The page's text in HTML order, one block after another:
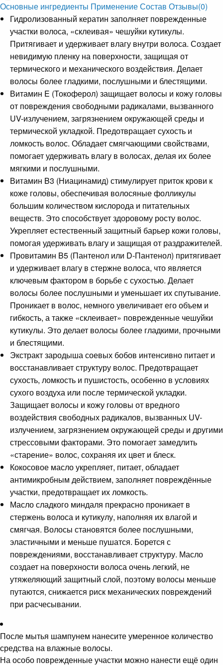
Основные ингредиенты ПрименениеСостав Отзывы(0)
Гидролизованный кератин заполняет поврежденные
участки волоса, «склеивая» чешуйки кутикулы.
Притягивает и удерживает влагу внутри волоса. Создает
невидимую пленку на поверхности, защищая от
термического и механического воздействия. Делает
волосы более гладкими, послушными и блестящими.
Витамин E (Токоферол) защищает волосы и кожу головы
от повреждения свободными радикалами, вызванного
UV-излучением, загрязнением окружающей среды и
термической укладкой. Предотвращает сухость и
ломкость волос. Обладает смягчающими свойствами,
помогает удерживать влагу в волосах, делая их более
мягкими и послушными.
Витамин B3 (Ниацинамид) стимулирует приток крови к
коже головы, обеспечивая волосяные фолликулы
большим количеством кислорода и питательных
веществ. Это способствует здоровому росту волос.
Укрепляет естественный защитный барьер кожи головы,
помогая удерживать влагу и защищая от раздражителей.
Провитамин B5 (Пантенол или D-Пантенол) притягивает
и удерживает влагу в стержне волоса, что является
ключевым фактором в борьбе с сухостью. Делает
волосы более послушными и уменьшает их спутывание.
Проникает в волос, немного увеличивает его объем и
гибкость, а также «склеивает» поврежденные чешуйки
кутикулы. Это делает волосы более гладкими, прочными
и блестящими.
Экстракт зародыша соевых бобов интенсивно питает и
восстанавливает структуру волос. Предотвращает
сухость, ломкость и пушистость, особенно в условиях
сухого воздуха или после термической укладки.
Защищает волосы и кожу головы от вредного
воздействия свободных радикалов, вызванных UV-
излучением, загрязнением окружающей среды и другими
стрессовыми факторами. Это помогает замедлить
«старение» волос, сохраняя их цвет и блеск.
Кокосовое масло укрепляет, питает, обладает
антимикробным действием, заполняет повреждённые
участки, предотвращает их ломкость.
Масло сладкого миндаля прекрасно проникает в
стержень волоса и кутикулу, наполняя их влагой и
смягчая. Волосы становятся более послушными,
эластичными и меньше пушатся. Борется с
повреждениями, восстанавливает структуру. Масло
создает на поверхности волоса очень легкий, не
утяжеляющий защитный слой, поэтому волосы меньше
путаются, снижается риск механических повреждений
при расчесывании.
После мытья шампунем нанесите умеренное количество
средства на влажные волосы.
На особо поврежденные участки можно нанести ещё один